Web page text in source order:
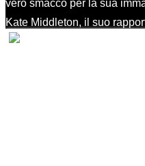
vero smacco per la sua
Kate Middleton, il suo